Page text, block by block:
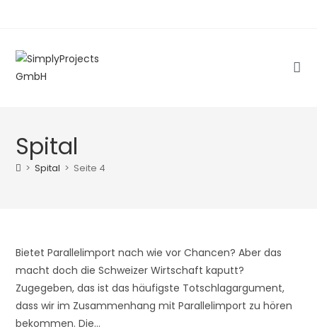
Spital
> Spital > Seite 4
Bietet Parallelimport nach wie vor Chancen? Aber das
macht doch die Schweizer Wirtschaft kaputt?
Zugegeben, das ist das häufigste Totschlagargument,
dass wir im Zusammenhang mit Parallelimport zu hören
bekommen. Die…